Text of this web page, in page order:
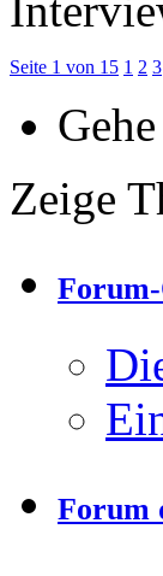
Seite 1 von 15 1 2 3
Zeige
Forum